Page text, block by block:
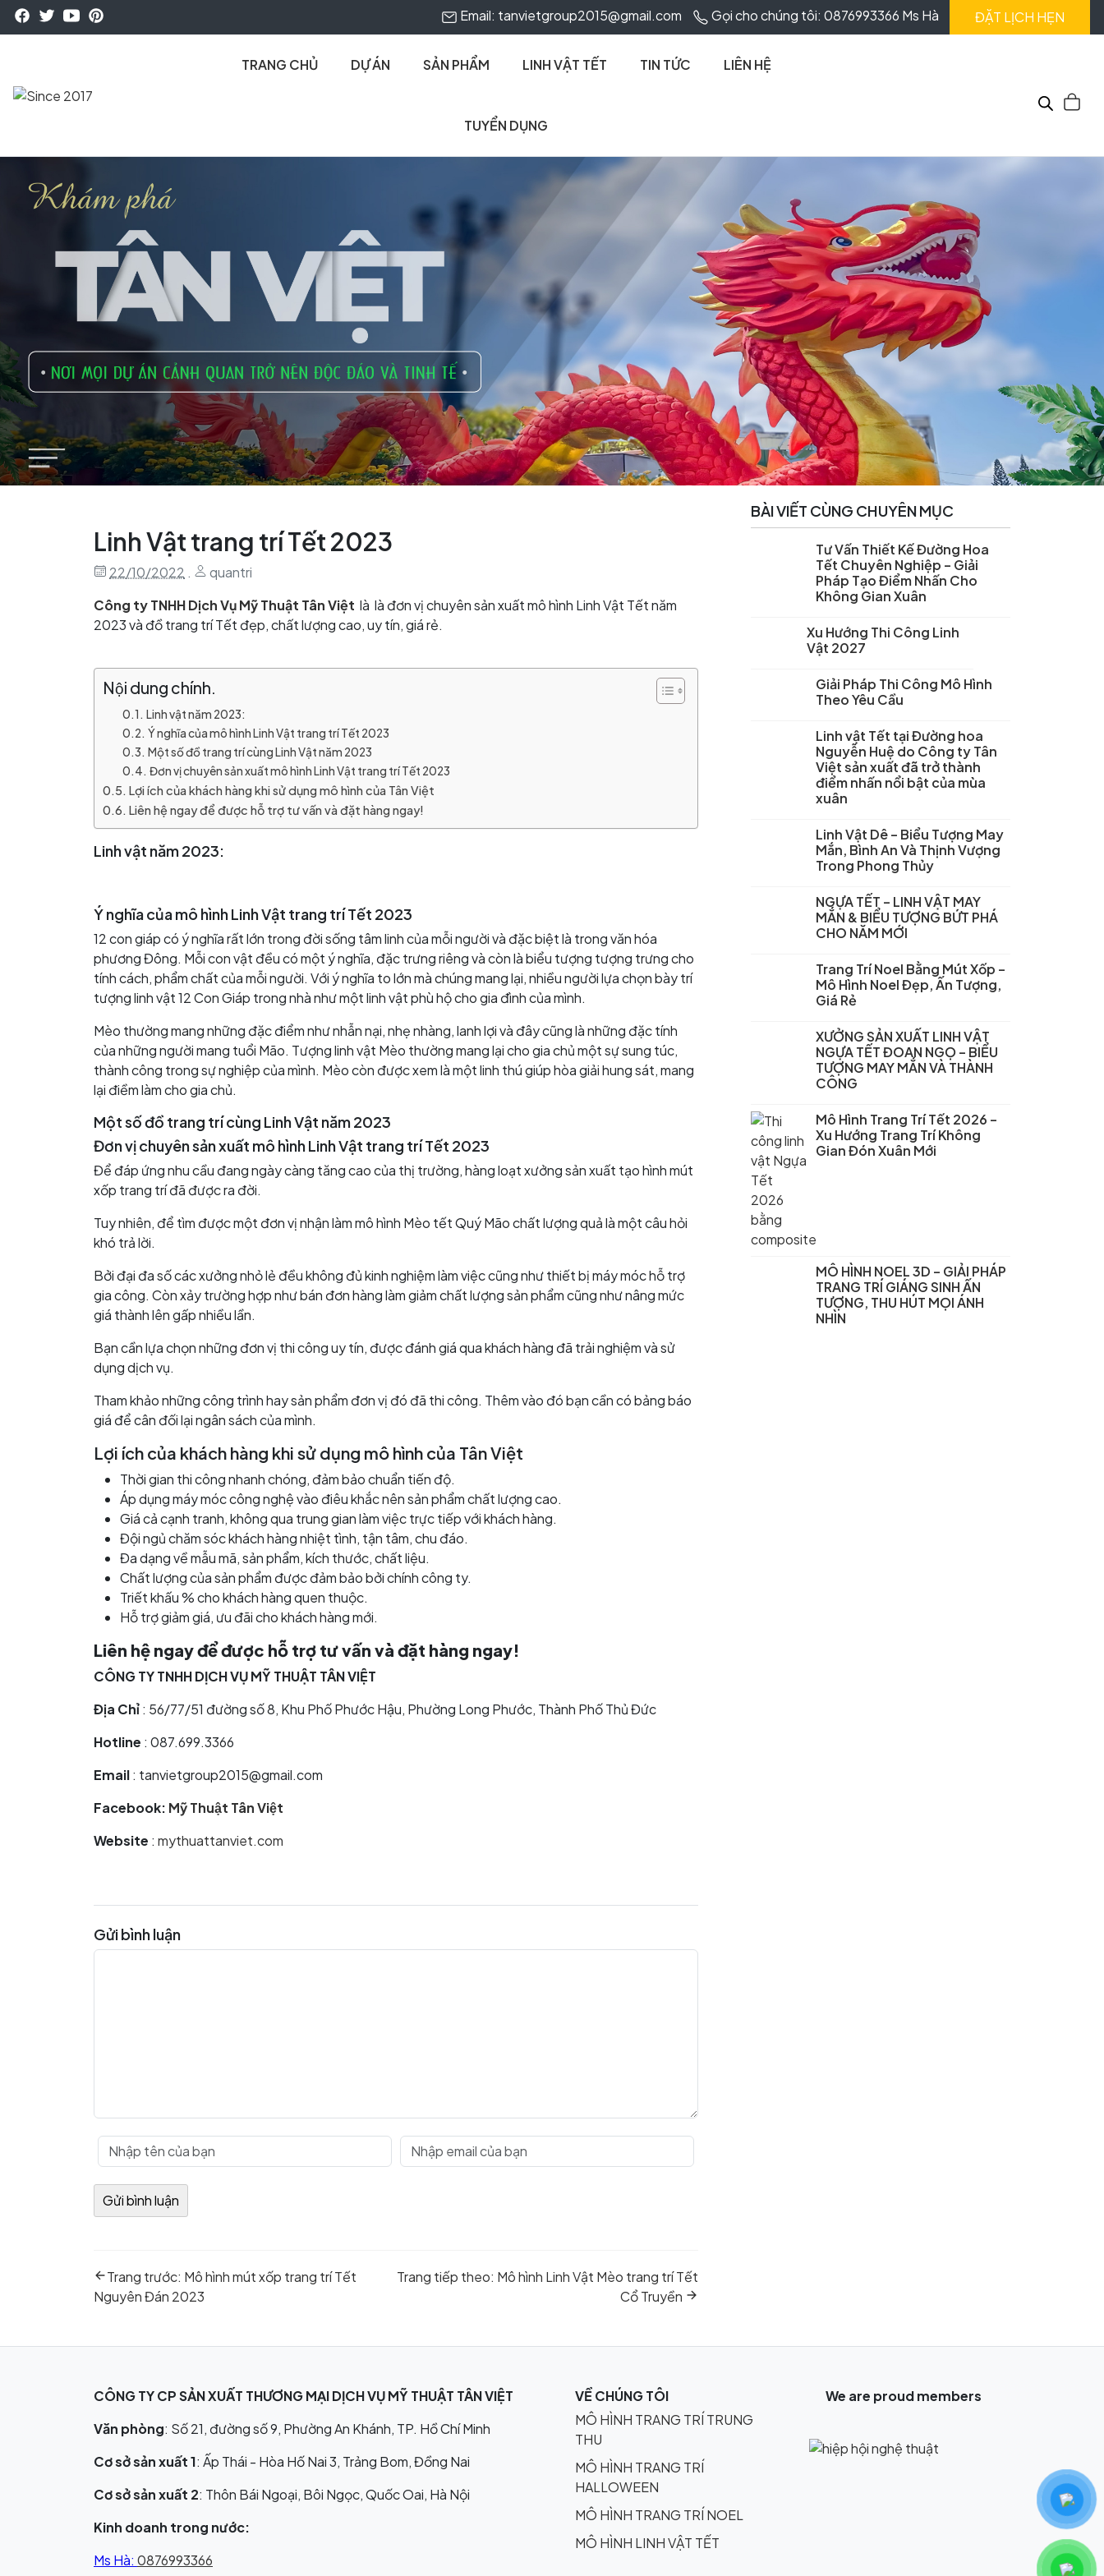
Email: tanvietgroup2015@gmail.com Gọi cho chúng tôi: 0876993366 Ms Hà ĐẶT LỊCH HẸN
TRANG CHỦ DỰ ÁN SẢN PHẨM LINH VẬT TẾT TIN TỨC LIÊN HỆ
TUYỂN DỤNG
Linh Vật trang trí Tết 2023
22/10/2022 .
quantri
Công ty TNHH Dịch Vụ Mỹ Thuật Tân Việt là là đơn vị chuyên sản xuất mô hình Linh Vật Tết năm
2023 và đồ trang trí Tết đẹp, chất lượng cao, uy tín, giá rẻ.
Nội dung chính.
Linh vật năm 2023:
Ý nghĩa của mô hình Linh Vật trang trí Tết 2023
Một số đồ trang trí cùng Linh Vật năm 2023
Đơn vị chuyên sản xuất mô hình Linh Vật trang trí Tết 2023
Lợi ích của khách hàng khi sử dụng mô hình của Tân Việt
Liên hệ ngay để được hỗ trợ tư vấn và đặt hàng ngay!
Linh vật năm 2023:
Ý nghĩa của mô hình Linh Vật trang trí Tết 2023
12 con giáp có ý nghĩa rất lớn trong đời sống tâm linh của mỗi người và đặc biệt là trong văn hóa
phương Đông. Mỗi con vật đều có một ý nghĩa, đặc trưng riêng và còn là biểu tượng tượng trưng cho
tính cách, phẩm chất của mỗi người. Với ý nghĩa to lớn mà chúng mang lại, nhiều người lựa chọn bày trí
tượng linh vật 12 Con Giáp trong nhà như một linh vật phù hộ cho gia đình của mình.
Mèo thường mang những đặc điểm như nhẫn nại, nhẹ nhàng, lanh lợi và đây cũng là những đặc tính
của những người mang tuổi Mão. Tượng linh vật Mèo thường mang lại cho gia chủ một sự sung túc,
thành công trong sự nghiệp của mình. Mèo còn được xem là một linh thú giúp hòa giải hung sát, mang
lại điềm làm cho gia chủ.
Một số đồ trang trí cùng Linh Vật năm 2023
Đơn vị chuyên sản xuất mô hình Linh Vật trang trí Tết 2023
Để đáp ứng nhu cầu đang ngày càng tăng cao của thị trường, hàng loạt xưởng sản xuất tạo hình mút
xốp trang trí đã được ra đời.
Tuy nhiên, để tìm được một đơn vị nhận làm mô hình Mèo tết Quý Mão chất lượng quả là một câu hỏi
khó trả lời.
Bởi đại đa số các xưởng nhỏ lẻ đều không đủ kinh nghiệm làm việc cũng như thiết bị máy móc hỗ trợ
gia công. Còn xảy trường hợp như bán đơn hàng làm giảm chất lượng sản phẩm cũng như nâng mức
giá thành lên gấp nhiều lần.
Bạn cần lựa chọn những đơn vị thi công uy tín, được đánh giá qua khách hàng đã trải nghiệm và sử
dụng dịch vụ.
Tham khảo những công trình hay sản phẩm đơn vị đó đã thi công. Thêm vào đó bạn cần có bảng báo
giá để cân đối lại ngân sách của mình.
Lợi ích của khách hàng khi sử dụng mô hình của Tân Việt
Thời gian thi công nhanh chóng, đảm bảo chuẩn tiến độ.
Áp dụng máy móc công nghệ vào điêu khắc nên sản phẩm chất lượng cao.
Giá cả cạnh tranh, không qua trung gian làm việc trực tiếp với khách hàng.
Đội ngủ chăm sóc khách hàng nhiệt tình, tận tâm, chu đáo.
Đa dạng về mẫu mã, sản phẩm, kích thước, chất liệu.
Chất lượng của sản phẩm được đảm bảo bởi chính công ty.
Triết khấu % cho khách hàng quen thuộc.
Hỗ trợ giảm giá, ưu đãi cho khách hàng mới.
Liên hệ ngay để được hỗ trợ tư vấn và đặt hàng ngay!
CÔNG TY TNHH DỊCH VỤ MỸ THUẬT TÂN VIỆT
Địa Chỉ: 56/77/51 đường số 8, Khu Phố Phước Hậu, Phường Long Phước, Thành Phố Thủ Đức
Hotline : 087.699.3366
Email: tanvietgroup2015@gmail.com
Facebook: Mỹ Thuật Tân Việt
Website : mythuattanviet.com
Gửi bình luận
hướng
bài
Trang trước: Previous
post:
Mô hình mút xốp trang trí Tết
Nguyên Đán 2023
Trang tiếp theo: Next
Mô hình Linh Vật Mèo trang trí Tết
Cổ Truyền
BÀI VIẾT CÙNG CHUYÊN MỤC
Tư Vấn Thiết Kế Đường Hoa
Tết Chuyên Nghiệp – Giải
Pháp Tạo Điểm Nhấn Cho
Không Gian Xuân
Xu Hướng Thi Công Linh
Vật 2027
Giải Pháp Thi Công Mô Hình
Theo Yêu Cầu
Linh vật Tết tại Đường hoa
Nguyễn Huệ do Công ty Tân
Việt sản xuất đã trở thành
điểm nhấn nổi bật của mùa
xuân
Linh Vật Dê – Biểu Tượng May
Mắn, Bình An Và Thịnh Vượng
Trong Phong Thủy
NGỰA TẾT – LINH VẬT MAY
MẮN & BIỂU TƯỢNG BỨT PHÁ
CHO NĂM MỚI
Trang Trí Noel Bằng Mút Xốp –
Mô Hình Noel Đẹp, Ấn Tượng,
Giá Rẻ
XƯỞNG SẢN XUẤT LINH VẬT
NGỰA TẾT ĐOAN NGỌ – BIỂU
TƯỢNG MAY MẮN VÀ THÀNH
CÔNG
Mô Hình Trang Trí Tết 2026 –
Xu Hướng Trang Trí Không
Gian Đón Xuân Mới
MÔ HÌNH NOEL 3D – GIẢI PHÁP
TRANG TRÍ GIÁNG SINH ẤN
TƯỢNG, THU HÚT MỌI ÁNH
NHÌN
CÔNG TY CP SẢN XUẤT THƯƠNG MẠI DỊCH VỤ MỸ THUẬT TÂN VIỆT
Văn phòng: Số 21, đường số 9, Phường An Khánh, TP. Hồ Chí Minh
Cơ sở sản xuất 1: Ấp Thái - Hòa Hố Nai 3, Trảng Bom, Đồng Nai
Cơ sở sản xuất 2: Thôn Bái Ngoại, Bôi Ngọc, Quốc Oai, Hà Nội
Kinh doanh trong nước:
Ms Hà: 0876993366
VỀ CHÚNG TÔI
MÔ HÌNH TRANG TRÍ TRUNG
THU
MÔ HÌNH TRANG TRÍ
HALLOWEEN
MÔ HÌNH TRANG TRÍ NOEL
MÔ HÌNH LINH VẬT TẾT
We are proud members